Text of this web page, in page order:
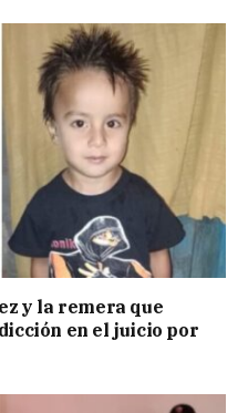
y la remera que
en el juicio por